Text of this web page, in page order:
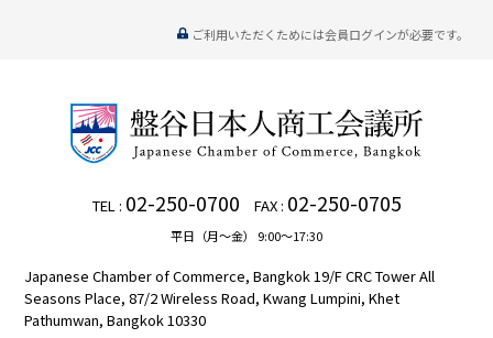
ご利用いただくためには会員ログインが必要です。
TEL : 02-250-0700 FAX : 02-250-0705
平日（月～金） 9:00～17:30
Japanese Chamber of Commerce, Bangkok 19/F CRC Tower All
Seasons Place, 87/2 Wireless Road, Kwang Lumpini, Khet
Pathumwan, Bangkok 10330